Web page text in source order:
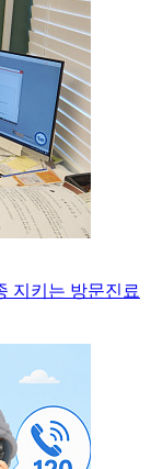
지키는 방문진료